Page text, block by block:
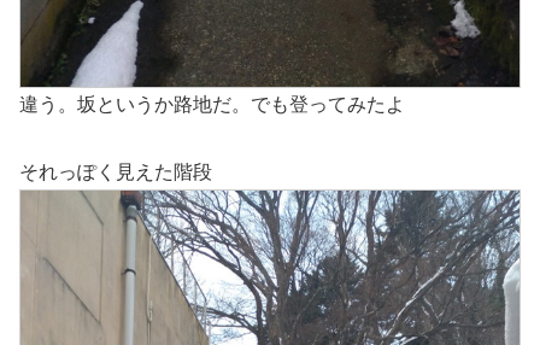
違う。坂というか路地だ。でも登ってみたよ
それっぽく見えた階段